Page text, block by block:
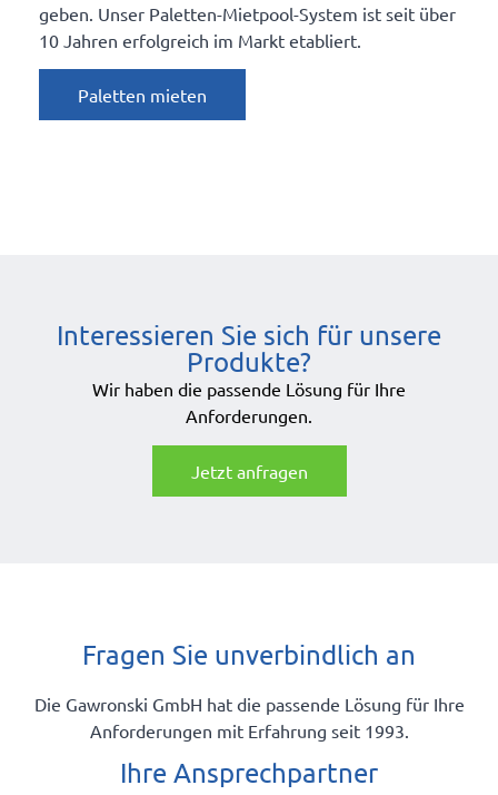
geben. Unser Paletten-Mietpool-System ist seit über
10 Jahren erfolgreich im Markt etabliert.
Paletten mieten
Interessieren Sie sich für unsere
Produkte?
Wir haben die passende Lösung für Ihre
Anforderungen.
Jetzt anfragen
Fragen Sie unverbindlich an
Die Gawronski GmbH hat die passende Lösung für Ihre
Anforderungen mit Erfahrung seit 1993.
Ihre Ansprechpartner